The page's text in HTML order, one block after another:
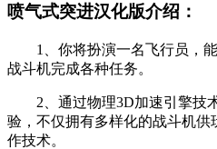
喷气式突进汉化版介绍：
1、你将扮演一名飞行员，能
战斗机完成各种任务。
2、通过物理3D加速引擎技
验，不仅拥有多样化的战斗机
作技术。